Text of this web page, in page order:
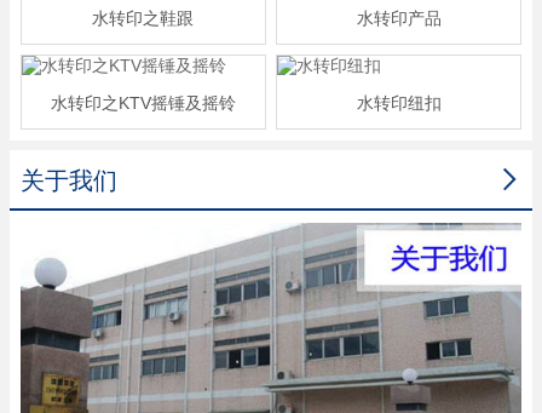
水转印之鞋跟 水转印产品
水转印之KTV摇锤及摇铃 水转印纽扣

关于我们